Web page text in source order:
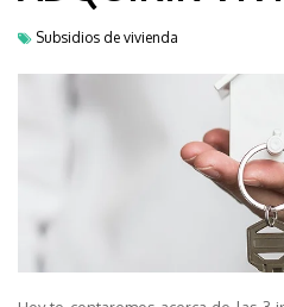
Subsidios de vivienda